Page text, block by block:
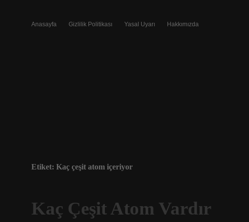
Anasayfa Gizlilik Politikası Yasal Uyarı Hakkımızda
Etiket: Kaç çeşit atom içeriyor
Kaç Çeşit Atom Vardır